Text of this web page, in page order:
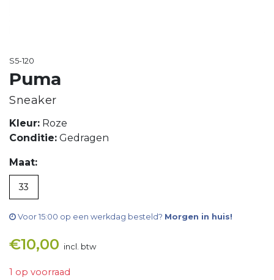
S5-120
Puma
Sneaker
Kleur: Roze
Conditie: Gedragen
Maat:
33
Voor 15:00 op een werkdag besteld? Morgen in huis!
€10,00 incl. btw
1 op voorraad